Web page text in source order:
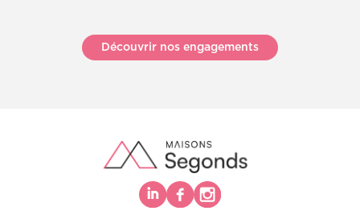
Découvrir nos engagements